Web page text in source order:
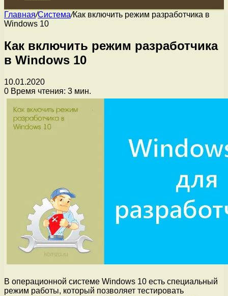
Главная/Система/Как включить режим разработчика в
Windows 10
Как включить режим разработчика
в Windows 10
10.01.2020
0 Время чтения: 3 мин.
В операционной системе Windows 10 есть специальный
режим работы, который позволяет тестировать